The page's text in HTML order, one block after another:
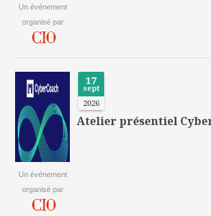
Un événement
organisé par
Un événement
organisé par
17
sept
2026
Atelier présentiel